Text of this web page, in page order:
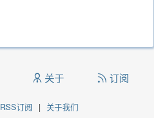
关于 订阅
RSS订阅 |
关于我们